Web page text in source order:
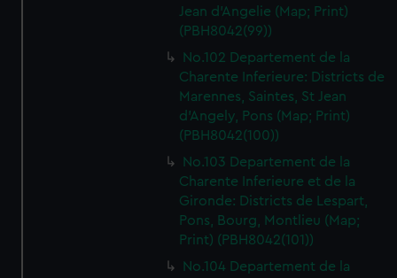
Jean d'Angelie (Map; Print)
(PBH8042(99))
No.102 Departement de la
Charente Inferieure: Districts de
Marennes, Saintes, St Jean
d'Angely, Pons (Map; Print)
(PBH8042(100))
No.103 Departement de la
Charente Inferieure et de la
Gironde: Districts de Lespart,
Pons, Bourg, Montlieu (Map;
Print) (PBH8042(101))
No.104 Departement de la